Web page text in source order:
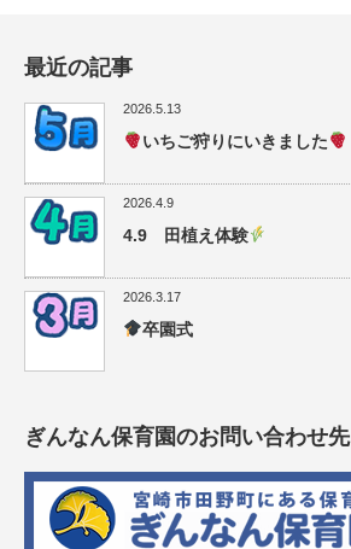
最近の記事
2026.5.13
いちご狩りにいきました
2026.4.9
4.9 田植え体験
2026.3.17
卒園式
ぎんなん保育園のお問い合わせ先